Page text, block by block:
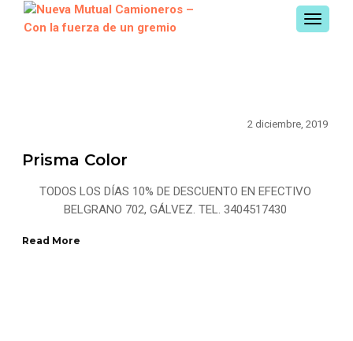
2 diciembre, 2019
Prisma Color
TODOS LOS DÍAS 10% DE DESCUENTO EN EFECTIVO
BELGRANO 702, GÁLVEZ. TEL. 3404517430
Read More